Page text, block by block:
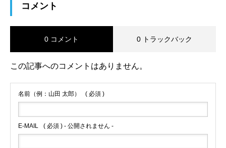
コメント
0 コメント 0 トラックバック
この記事へのコメントはありません。
名前（例：山田 太郎） ( 必須 )
E-MAIL ( 必須 ) - 公開されません -